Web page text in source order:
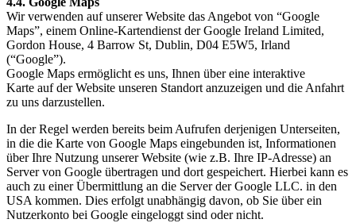
Wir verwenden auf unserer Website das Angebot von “Google
Maps”, einem Online-Kartendienst der Google Ireland Limited,
Gordon House, 4 Barrow St, Dublin, D04 E5W5, Irland
(“Google”).
Google Maps ermöglicht es uns, Ihnen über eine interaktive
Karte auf der Website unseren Standort anzuzeigen und die Anfahrt
zu uns darzustellen.
In der Regel werden bereits beim Aufrufen derjenigen Unterseiten,
in die die Karte von Google Maps eingebunden ist, Informationen
über Ihre Nutzung unserer Website (wie z.B. Ihre IP-Adresse) an
Server von Google übertragen und dort gespeichert. Hierbei kann es
auch zu einer Übermittlung an die Server der Google LLC. in den
USA kommen. Dies erfolgt unabhängig davon, ob Sie über ein
Nutzerkonto bei Google eingeloggt sind oder nicht.